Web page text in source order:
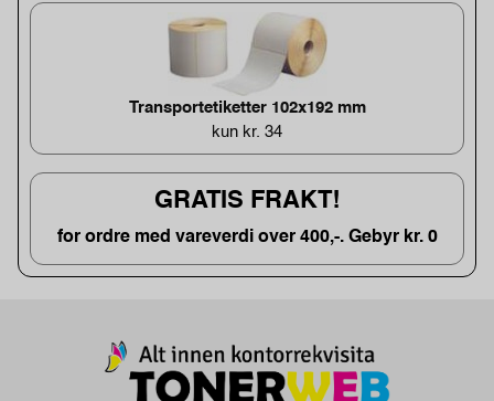
Transportetiketter 102x192 mm
kun kr. 34
GRATIS FRAKT!
for ordre med vareverdi over 400,-. Gebyr kr. 0